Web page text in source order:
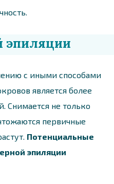
эпиляции
с иными способами
является более
Снимается не только
первичные
Потенциальные
эпиляции